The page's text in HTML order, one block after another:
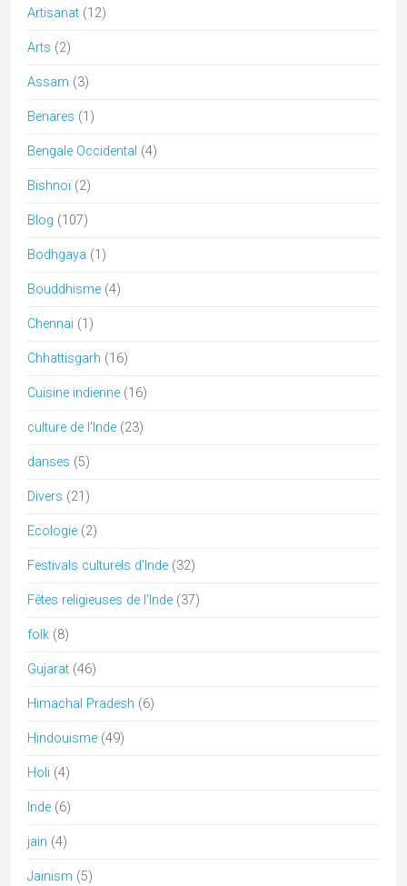
Artisanat (12)
Arts (2)
Assam (3)
Benares (1)
Bengale Occidental (4)
Bishnoï(2)
Blog (107)
Bodhgaya (1)
Bouddhisme (4)
Chennai (1)
Chhattisgarh (16)
Cuisine indienne (16)
culture de l'Inde (23)
danses (5)
Divers (21)
Ecologie (2)
Festivals culturels d'Inde (32)
Fêtes religieuses de l'Inde (37)
folk (8)
Gujarat (46)
Himachal Pradesh (6)
Hindouisme (49)
Holi (4)
Inde (6)
jain (4)
Jainism (5)